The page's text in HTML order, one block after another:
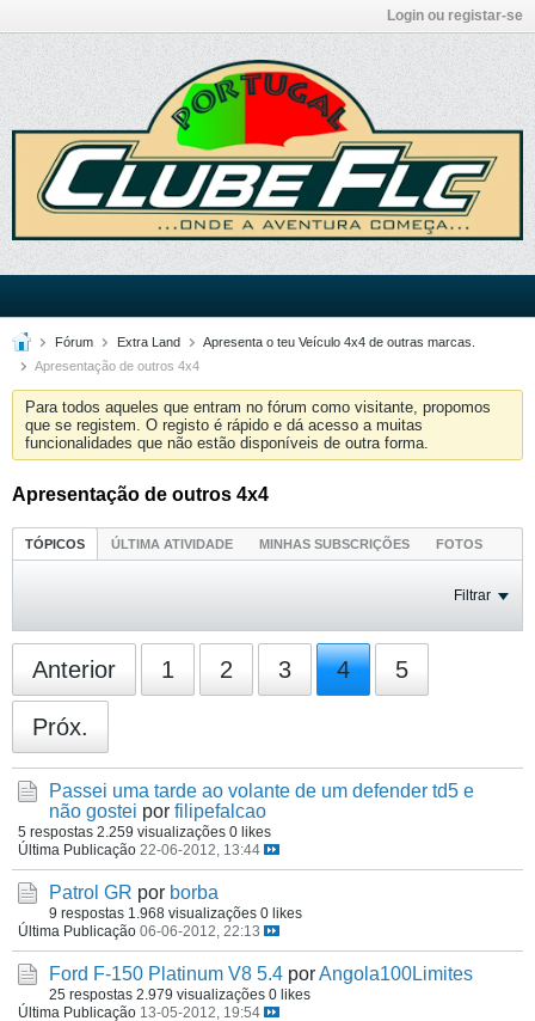
Login ou registar-se
Fórum Extra Land
Apresenta o teu Veículo 4x4 de outras marcas.
Apresentação de outros 4x4
Para todos aqueles que entram no fórum como visitante, propomos
que se registem. O registo é rápido e dá acesso a muitas
funcionalidades que não estão disponíveis de outra forma.
Apresentação de outros 4x4
TÓPICOS ÚLTIMA ATIVIDADE MINHAS SUBSCRIÇÕES FOTOS
Filtrar
Anterior 1 2 3 4 5
Próx.
Passei uma tarde ao volante de um defender td5 e
não gostei por filipefalcao
5 respostas 2.259 visualizações 0 likes
Última Publicação 22-06-2012, 13:44
Patrol GR por borba
9 respostas 1.968 visualizações 0 likes
Última Publicação 06-06-2012, 22:13
Ford F-150 Platinum V8 5.4 porAngola100Limites
25 respostas 2.979 visualizações 0 likes
Última Publicação 13-05-2012, 19:54